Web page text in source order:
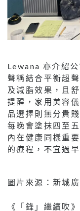
Lewana 亦介紹
聲稱結合平衡超
及減脂效果，且
提醒，家用美容
品選擇則無分貴
每晚會塗抹四至
內在健康同樣重
的療程，不宜過
圖片來源：新城
《「鋒」繼續吹